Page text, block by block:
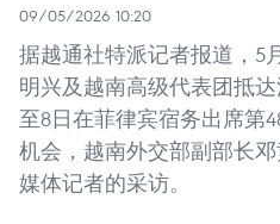
09/05/2026 10:20
据越通社特派记者报道，5
明兴及越南高级代表团抵
至8日在菲律宾宿务出席第
机会，越南外交部副部长
媒体记者的采访。